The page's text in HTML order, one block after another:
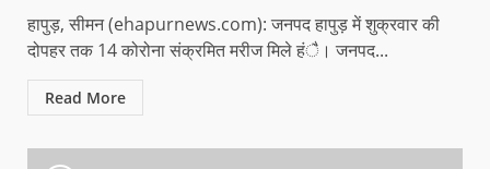
हापुड़, सीमन (ehapurnews.com): जनपद हापुड़ में शुक्रवार की
दोपहर तक 14 कोरोना संक्रमित मरीज मिले हंै। जनपद...
Read More